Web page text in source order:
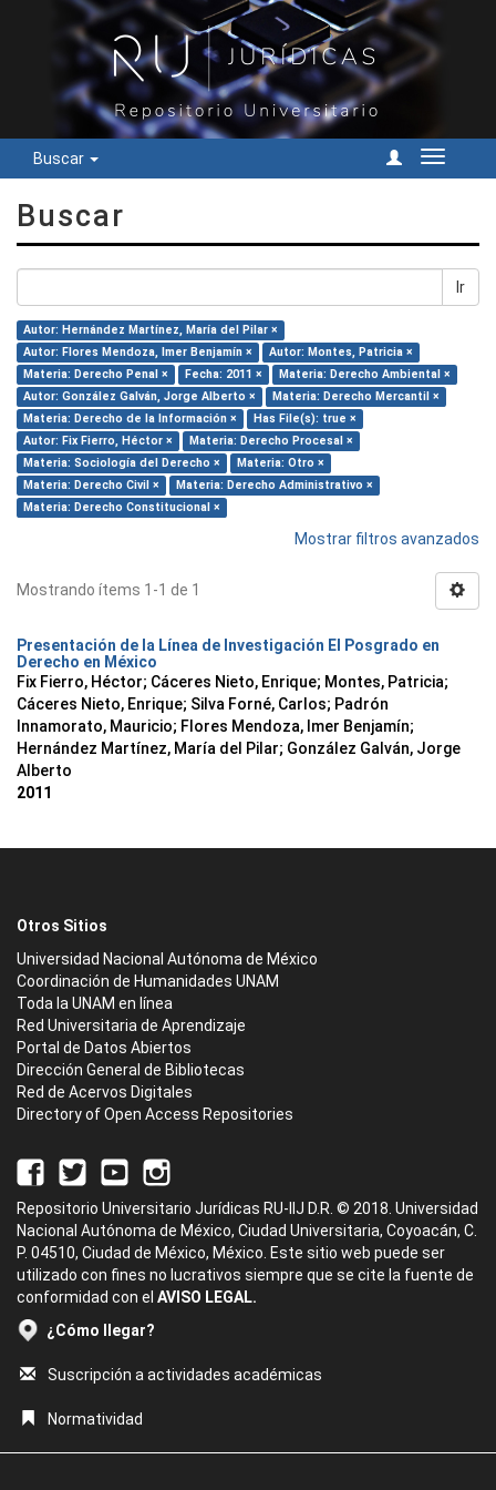
Buscar
Cambiar
Buscar
Ir
Autor: Hernández Martínez, María del Pilar ×
Autor: Flores Mendoza, Imer Benjamín ×
Autor: Montes, Patricia ×
Materia: Derecho Penal ×
Fecha: 2011 ×
Materia: Derecho Ambiental ×
Autor: González Galván, Jorge Alberto ×
Materia: Derecho Mercantil ×
Materia: Derecho de la Información ×
Has File(s): true ×
Autor: Fix Fierro, Héctor ×
Materia: Derecho Procesal ×
Materia: Sociología del Derecho ×
Materia: Otro ×
Materia: Derecho Civil ×
Materia: Derecho Administrativo ×
Materia: Derecho Constitucional ×
Mostrar filtros avanzados
Mostrando ítems 1-1 de 1
Presentación de la Línea de Investigación El Posgrado en
Derecho en México
Fix Fierro, Héctor; Cáceres Nieto, Enrique; Montes, Patricia;
Cáceres Nieto, Enrique; Silva Forné, Carlos; Padrón
Innamorato, Mauricio; Flores Mendoza, Imer Benjamín;
Hernández Martínez, María del Pilar; González Galván, Jorge
Alberto
2011
Otros Sitios
Universidad Nacional Autónoma de México
Coordinación de Humanidades UNAM
Toda la UNAM en línea
Red Universitaria de Aprendizaje
Portal de Datos Abiertos
Dirección General de Bibliotecas
Red de Acervos Digitales
Directory of Open Access Repositories
Repositorio Universitario Jurídicas RU-IIJ D.R. © 2018. Universidad
Nacional Autónoma de México, Ciudad Universitaria, Coyoacán, C.
P. 04510, Ciudad de México, México. Este sitio web puede ser
utilizado con fines no lucrativos siempre que se cite la fuente de
conformidad con el AVISO LEGAL.
¿Cómo llegar?
Suscripción a actividades académicas
Normatividad